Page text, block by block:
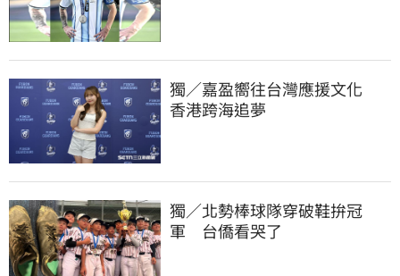
獨／嘉盈嚮往台灣應援文化
香港跨海追夢
獨／北勢棒球隊穿破鞋拚冠
軍　台僑看哭了